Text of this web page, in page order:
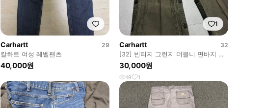
Carhartt
29
칼하트 여성 레벨팬츠
40,000원
1
Carhartt
32
[32] 빈티지 그런지 더블니 면바지 팬
츠
30,000원
19 1